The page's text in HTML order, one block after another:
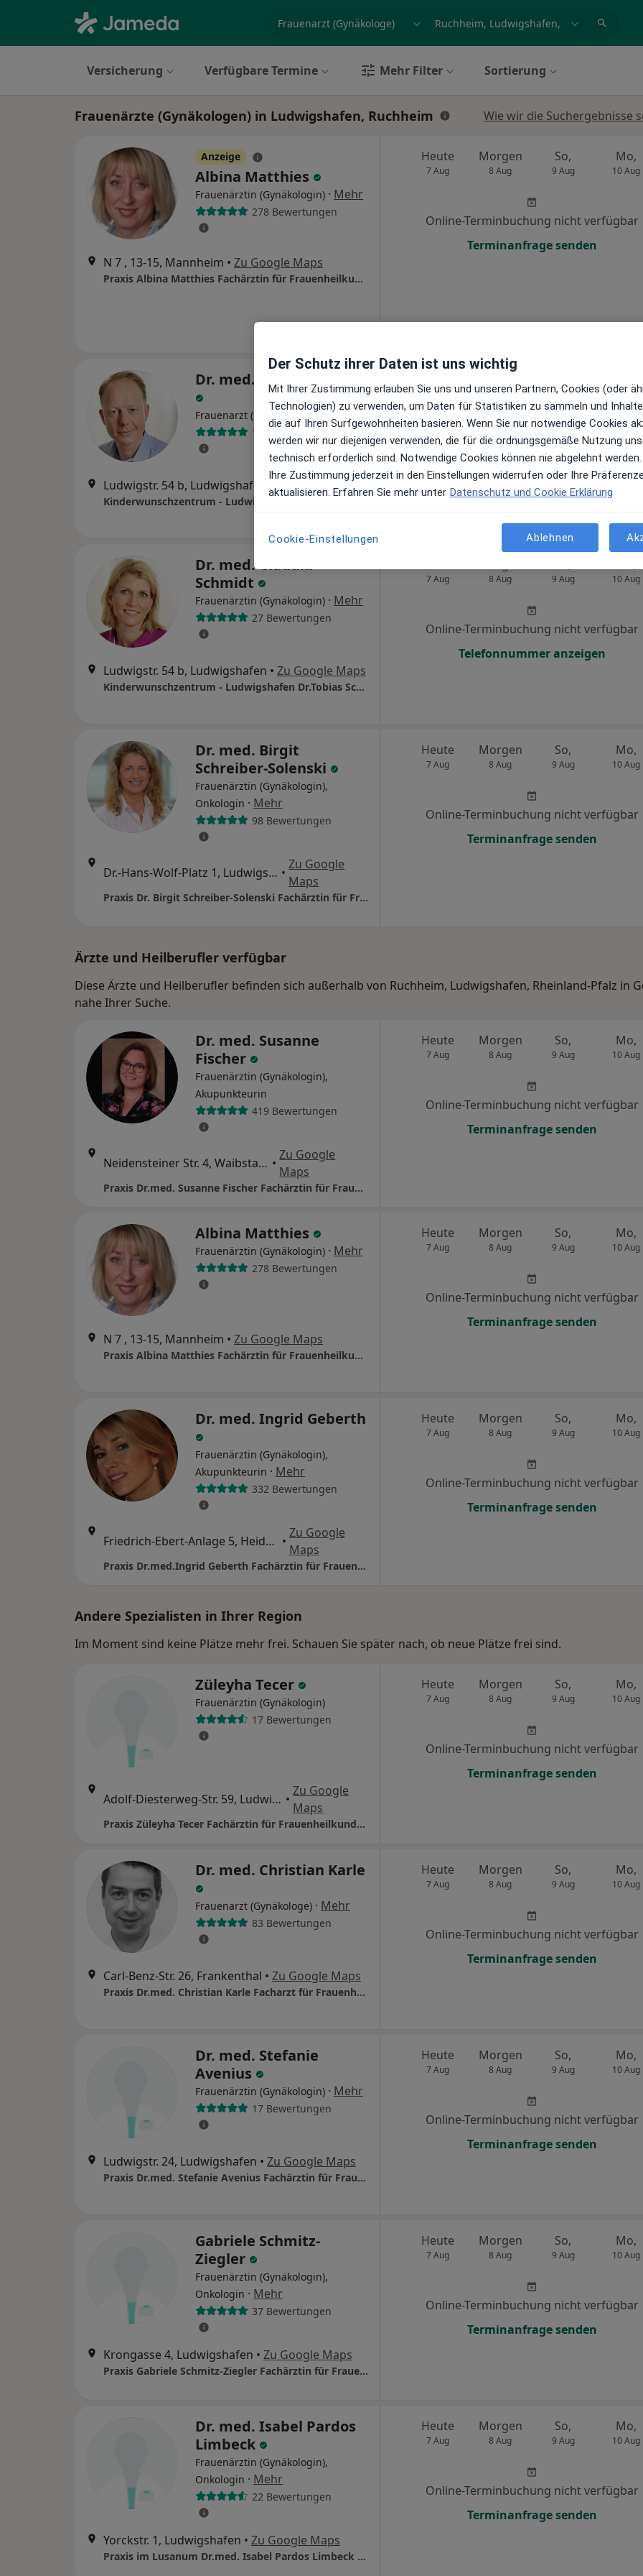
Versicherung Verfügbare Termine Mehr Filter Sortierung
Frauenärzte (Gynäkologen) in Ludwigshafen, Ruchheim Wie wir die Suchergebnisse
Anzeige
Albina Matthies
Frauenärztin (Gynäkologin) · Mehr
278 Bewertungen
N 7 , 13-15, Mannheim • Zu Google Maps
Praxis Albina Matthies Fachärztin für Frauenheilkunde und Geburtshilfe
Heute
7 Aug
Morgen
8 Aug
So,
9 Aug
Mo,
10 Aug
Online-Terminbuchung nicht verfügbar
Terminanfrage senden
Dr. med. Tobias Schmidt
Frauenarzt (Gynäkologe) ·Mehr
120 Bewertungen
Ludwigstr. 54 b, Ludwigshafen Zu Google Maps
7 Aug 8 Aug 9 Aug 10 Aug
Online-Terminbuchung nicht verfügbar
Telefonnummer anzeigen
Dr. med. Claudia
Schmidt
Frauenärztin (Gynäkologin) · Mehr
27 Bewertungen
Ludwigstr. 54 b, Ludwigshafen • Zu Google Maps
Kinderwunschzentrum - Ludwigshafen Dr.Tobias Schmidt Dr.Claudia Schmidt und Kolleginnen
7 Aug 8 Aug 9 Aug 10 Aug
Online-Terminbuchung nicht verfügbar
Telefonnummer anzeigen
Dr. med. Birgit
Schreiber-Solenski
Frauenärztin (Gynäkologin),
Onkologin · Mehr
98 Bewertungen
Dr.-Hans-Wolf-Platz 1, Ludwigshafen •
Zu Google
Maps
Praxis Dr. Birgit Schreiber-Solenski Fachärztin für Frauenheilkunde und Geburtshilfe
Heute
7 Aug
Morgen
8 Aug
So,
9 Aug
Mo,
10 Aug
Online-Terminbuchung nicht verfügbar
Terminanfrage senden
Ärzte und Heilberufler verfügbar
Diese Ärzte und Heilberufler befinden sich außerhalb von Ruchheim, Ludwigshafen, Rheinland-Pfalz in
nahe Ihrer Suche.
Dr. med. Susanne
Fischer
Frauenärztin (Gynäkologin),
Akupunkteurin
419 Bewertungen
Neidensteiner Str. 4, Waibstadt •
Zu Google
Maps
Praxis Dr.med. Susanne Fischer Fachärztin für Frauenheilkunde und Geburtshilfe
Heute
7 Aug
Morgen
8 Aug
So,
9 Aug
Mo,
10 Aug
Online-Terminbuchung nicht verfügbar
Terminanfrage senden
Albina Matthies
Frauenärztin (Gynäkologin) · Mehr
278 Bewertungen
N 7 , 13-15, Mannheim • Zu Google Maps
Praxis Albina Matthies Fachärztin für Frauenheilkunde und Geburtshilfe
Heute
7 Aug
Morgen
8 Aug
So,
9 Aug
Mo,
10 Aug
Online-Terminbuchung nicht verfügbar
Terminanfrage senden
Dr. med. Ingrid Geberth
Frauenärztin (Gynäkologin),
Akupunkteurin · Mehr
332 Bewertungen
Friedrich-Ebert-Anlage 5, Heidelberg •
Zu Google
Maps
Praxis Dr.med.Ingrid Geberth Fachärztin für Frauenheilkunde und Geburtshilfe
Heute
7 Aug
Morgen
8 Aug
So,
9 Aug
Mo,
10 Aug
Online-Terminbuchung nicht verfügbar
Terminanfrage senden
Andere Spezialisten in Ihrer Region
Im Moment sind keine Plätze mehr frei. Schauen Sie später nach, ob neue Plätze frei sind.
Züleyha Tecer
Frauenärztin (Gynäkologin)
17 Bewertungen
Adolf-Diesterweg-Str. 59, Ludwigshafen •
Zu Google
Maps
Praxis Züleyha Tecer Fachärztin für Frauenheilkunde und Geburtshilfe
Heute
7 Aug
Morgen
8 Aug
So,
9 Aug
Mo,
10 Aug
Online-Terminbuchung nicht verfügbar
Terminanfrage senden
Dr. med. Christian Karle
Frauenarzt (Gynäkologe) · Mehr
83 Bewertungen
Carl-Benz-Str. 26, Frankenthal • Zu Google Maps
Praxis Dr.med. Christian Karle Facharzt für Frauenheilkunde und Geburtshilfe
Heute
7 Aug
Morgen
8 Aug
So,
9 Aug
Mo,
10 Aug
Online-Terminbuchung nicht verfügbar
Terminanfrage senden
Dr. med. Stefanie
Avenius
Frauenärztin (Gynäkologin) · Mehr
17 Bewertungen
Ludwigstr. 24, Ludwigshafen • Zu Google Maps
Praxis Dr.med. Stefanie Avenius Fachärztin für Frauenheilkunde und Geburtshilfe
Heute
7 Aug
Morgen
8 Aug
So,
9 Aug
Mo,
10 Aug
Online-Terminbuchung nicht verfügbar
Terminanfrage senden
Gabriele Schmitz-
Ziegler
Frauenärztin (Gynäkologin),
Onkologin · Mehr
37 Bewertungen
Krongasse 4, Ludwigshafen • Zu Google Maps
Praxis Gabriele Schmitz-Ziegler Fachärztin für Frauenheilkunde und Geburtshilfe
Heute
7 Aug
Morgen
8 Aug
So,
9 Aug
Mo,
10 Aug
Online-Terminbuchung nicht verfügbar
Terminanfrage senden
Dr. med. Isabel Pardos
Limbeck
Frauenärztin (Gynäkologin),
Onkologin · Mehr
22 Bewertungen
Yorckstr. 1, Ludwigshafen • Zu Google Maps
Praxis im Lusanum Dr.med. Isabel Pardos Limbeck Fachärztin für Frauenheilkunde und Geburtshilfe
Heute
7 Aug
Morgen
8 Aug
So,
9 Aug
Mo,
10 Aug
Online-Terminbuchung nicht verfügbar
Terminanfrage senden
Der Schutz ihrer Daten ist uns wichtig
Mit Ihrer Zustimmung erlauben Sie uns und unseren Partnern, Cookies (oder
Technologien) zu verwenden, um Daten für Statistiken zu sammeln und
die auf Ihren Surfgewohnheiten basieren. Wenn Sie nur notwendige Cookies
werden wir nur diejenigen verwenden, die für die ordnungsgemäße Nutzung
technisch erforderlich sind. Notwendige Cookies können nie abgelehnt werden.
Ihre Zustimmung jederzeit in den Einstellungen widerrufen oder Ihre
aktualisieren. Erfahren Sie mehr unter Datenschutz und Cookie Erklärung
Cookie-Einstellungen Ablehnen